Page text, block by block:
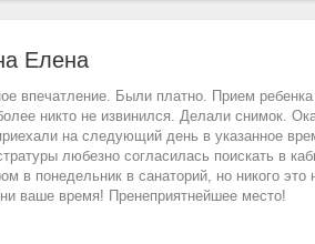
Елена
впечатление. Были платно. Прием
никто не извинился. Делали снимок.
на следующий день в указанное
любезно согласилась поискать в
в понедельник в санаторий, но никого
ваше время! Пренеприятнейшее место!